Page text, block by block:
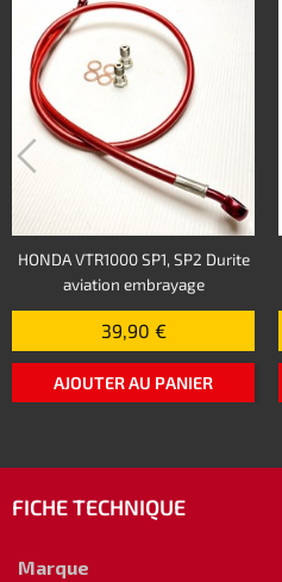
HONDA VTR1000 SP1, SP2 Durite
aviation embrayage
39,90 €
AJOUTER AU PANIER
FICHE TECHNIQUE
Marque